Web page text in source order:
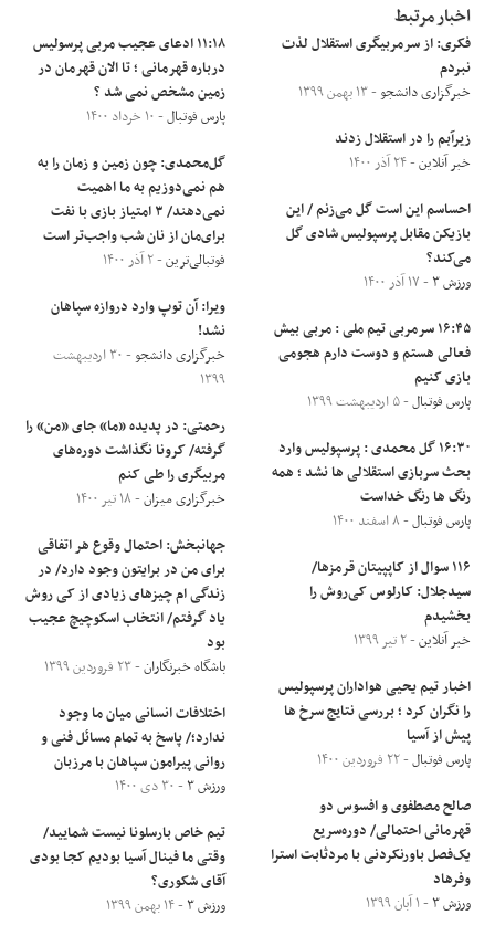
اخبار مرتبط
فکری: از سرمربیگری استقلال لذت
نبردم
خبرگزاری دانشجو- ۱۳ بهمن ۱۳۹۹
زیرآبم را در استقلال زدند
خبر آنلاین- ۲۴ آذر ۱۴۰۰
احساسم این است گل می‌زنم / این
بازیکن مقابل پرسپولیس شادی گل
می‌کند؟
ورزش ۳ - ۱۷ آذر ۱۴۰۰
۱۶:۴۵ سرمربی تیم ملی : مربی بیش
فعالی هستم و دوست دارم هجومی
بازی کنیم
پارس فوتبال- ۵ اردیبهشت ۱۳۹۹
۱۶:۳۰ گل محمدی : پرسپولیس وارد
بحث سربازی استقلالی ها نشد ؛ همه
رنگ ها رنگ خداست
پارس فوتبال- ۸ اسفند ۱۴۰۰
۱۱۶ سوال از کاپپیتان قرمزها/
سیدجلال: کارلوس کی‌روش را
بخشیدم
خبر آنلاین- ۲ تیر ۱۳۹۹
اخبار تیم یحیی هواداران پرسپولیس
را نگران کرد ؛ بررسی نتایج سرخ ها
پیش از آسیا
پارس فوتبال- ۲۲ فروردین ۱۴۰۰
صالح مصطفوی و افسوس دو
قهرمانی احتمالی/ دوره‌سریع
یک‌فصل باورنکردنی با مردثابت استرا
وفرهاد
ورزش ۳ - ۱ آبان ۱۳۹۹
۱۱:۱۸ ادعای عجیب مربی پرسولیس
درباره قهرمانی ؛ تا الان قهرمان در
زمین مشخص نمی شد ؟
پارس فوتبال- ۱۰ خرداد ۱۴۰۰
گل‌محمدی: چون زمین و زمان را به
هم نمی‌دوزیم به ما اهمیت
نمی‌دهند/ ۳ امتیاز بازی با نفت
برای‌مان از نان شب واجب‌تر است
فوتبالی‌ترین- ۲ آذر ۱۴۰۰
ویرا: آن توپ وارد دروازه سپاهان
نشد!
خبرگزاری دانشجو
- ۳۰ اردیبهشت
۱۳۹۹
رحمتی: در پدیده «ما» جای «من» را
گرفته/ کرونا نگذاشت دوره‌های
مربیگری را طی کنم
خبرگزاری میزان- ۱۸ تیر ۱۴۰۰
جهانبخش: احتمال وقوع هر اتفاقی
برای من در برایتون وجود دارد/ در
زندگی ام چیزهای زیادی از کی روش
یاد گرفتم/ انتخاب اسکوچیچ عجیب
بود
باشگاه خبرنگاران- ۲۳ فروردین ۱۳۹۹
اختلافات انسانی میان ما وجود
ندارد؛/ پاسخ به تمام مسائل فنی و
روانی پیرامون سپاهان با مرزبان
ورزش ۳ - ۳۰ دی ۱۴۰۰
تیم خاص بارسلونا نیست شمایید/
وقتی ما فینال آسیا بودیم کجا بودی
آقای شکوری؟
ورزش ۳ - ۱۴ بهمن ۱۳۹۹